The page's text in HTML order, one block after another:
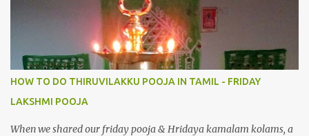
HOW TO DO THIRUVILAKKU POOJA IN TAMIL - FRIDAY
LAKSHMI POOJA
When we shared our friday pooja & Hridaya kamalam kolams, a